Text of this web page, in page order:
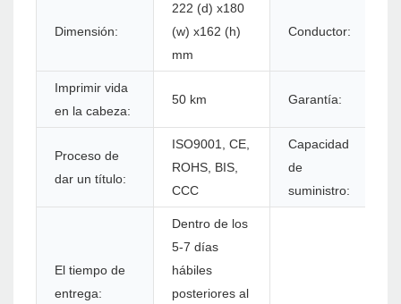
Dimensión:
222 (d) x180
(w) x162 (h)
mm
Conductor:
Imprimir vida
en la cabeza:
50 km Garantía:
Proceso de
dar un título:
ISO9001, CE,
ROHS, BIS,
CCC
Capacidad
de
suministro:
El tiempo de
entrega:
Dentro de los
5-7 días
hábiles
posteriores al